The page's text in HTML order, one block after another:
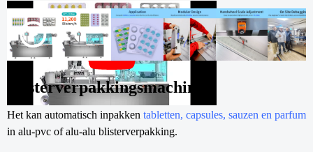
Blisterverpakkingsmachine
Het kan automatisch inpakken tabletten, capsules, sauzen en parfum
in alu-pvc of alu-alu blisterverpakking.